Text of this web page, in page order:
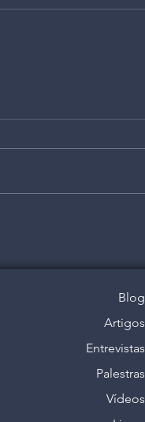
Blog
Artigos
Entrevistas
Palestras
Vídeos